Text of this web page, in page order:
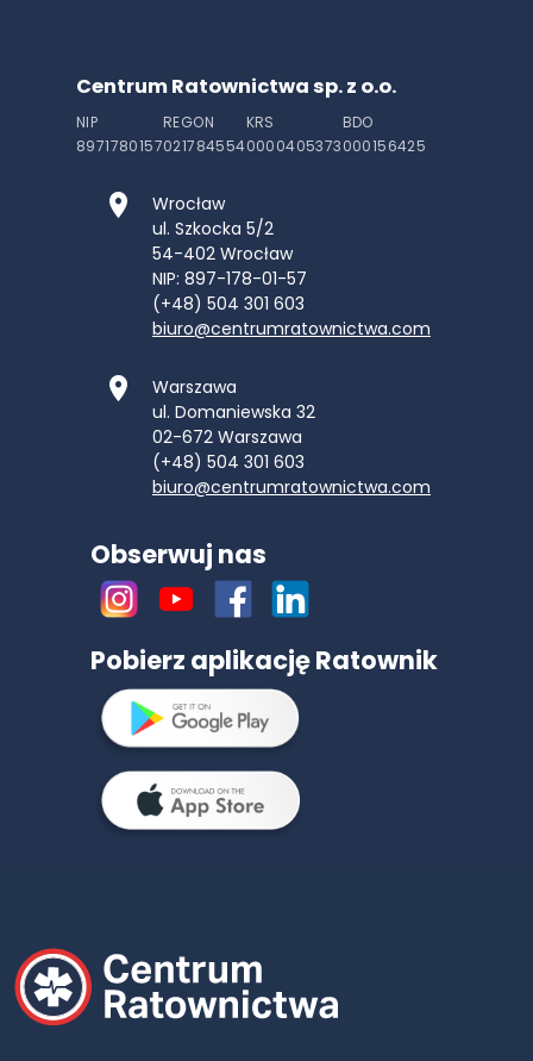
Centrum Ratownictwa sp. z o.o.
NIP
8971780157
REGON
021784554
KRS
0000405373
BDO
000156425
Wrocław
ul. Szkocka 5/2
54-402 Wrocław
NIP: 897-178-01-57
(+48) 504 301 603
biuro@centrumratownictwa.com
Warszawa
ul. Domaniewska 32
02-672 Warszawa
(+48) 504 301 603
biuro@centrumratownictwa.com
Obserwuj nas
Pobierz aplikację Ratownik